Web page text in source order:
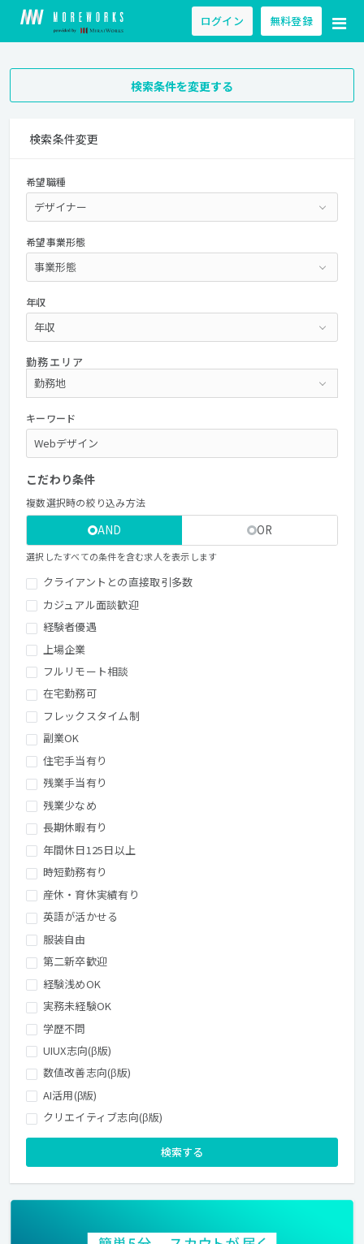
ログイン 無料登録
検索条件を変更する
検索条件変更
希望職種
希望事業形態
年収
勤務エリア
キーワード
こだわり条件
複数選択時の絞り込み方法
AND OR
選択したすべての条件を含む求人を表示します
クライアントとの直接取引多数
カジュアル面談歓迎
経験者優遇
上場企業
フルリモート相談
在宅勤務可
フレックスタイム制
副業OK
住宅手当有り
残業手当有り
残業少なめ
長期休暇有り
年間休日125日以上
時短勤務有り
産休・育休実績有り
英語が活かせる
服装自由
第二新卒歓迎
経験浅めOK
実務未経験OK
学歴不問
UIUX志向(β版)
数値改善志向(β版)
AI活用(β版)
クリエイティブ志向(β版)
検索する